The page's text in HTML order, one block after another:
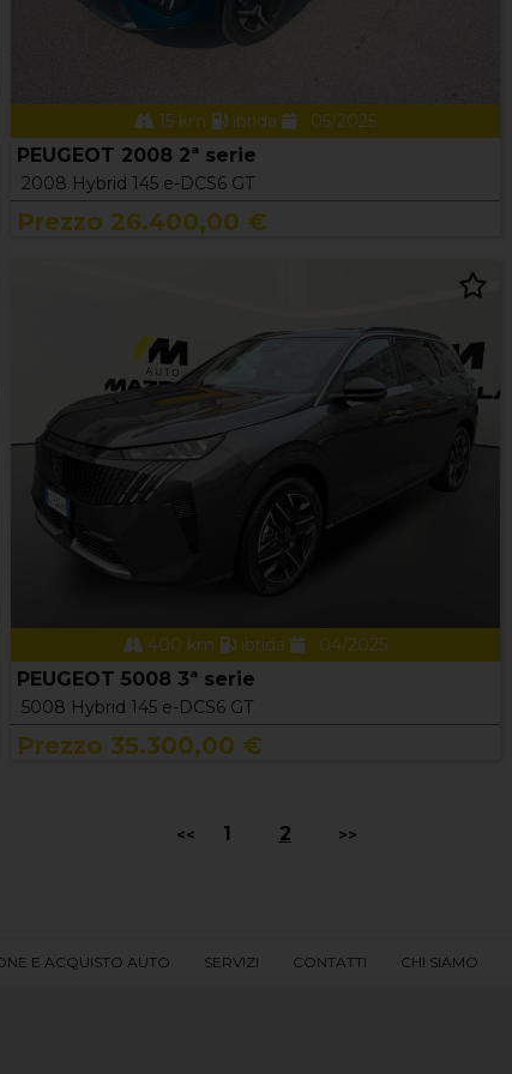
15 km ibrida 05/2025
PEUGEOT 2008 2ª serie
2008 Hybrid 145 e-DCS6 GT
Prezzo 26.400,00 €
400 km ibrida 04/2025
PEUGEOT 5008 3ª serie
5008 Hybrid 145 e-DCS6 GT
Prezzo 35.300,00 €
<< 1 2 >>
E ACQUISTO AUTO SERVIZI CONTATTI CHI SIAMO